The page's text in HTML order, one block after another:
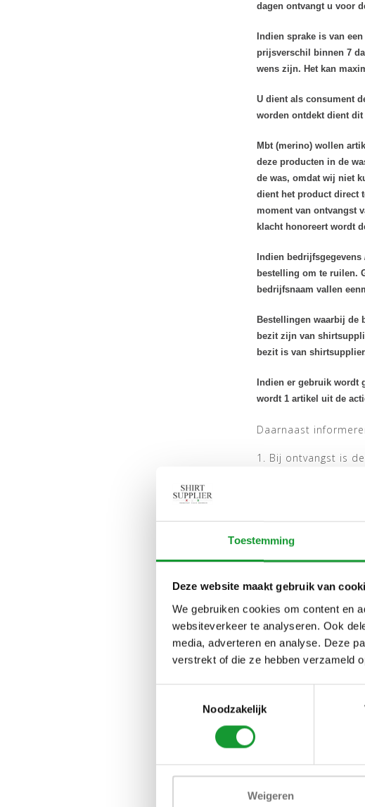
Toestemming
Deze website maakt gebruik van
We gebruiken cookies om content en
websiteverkeer te analyseren. Ook
media, adverteren en analyse. Deze
verstrekt of die ze hebben verzameld
Noodzakelijk
Weigeren
dagen ontvangt u voor
Indien sprake is van
prijsverschil binnen 7
wens zijn. Het kan
U dient als consument
worden ontdekt dient dit
Mbt (merino) wollen
deze producten in de
de was, omdat wij niet
dient het product direct
moment van ontvangst
klacht honoreert wordt
Indien
bestelling om te ruilen.
bedrijfsnaam vallen
Bestellingen waarbij de
bezit zijn van
bezit is van
Indien er gebruik wordt
wordt 1 artikel uit de
Daarnaast
1. Bij ontvangst is
consument dit niet
2. Wanneer de
geldig
geplaatst indien er
3. Bestellingen
de 14 dagen)
uitgescand, als
bestelling wordt
4. Alle afspraken
gecommuniceerd te
5. Het
kassakorting komt
ontstaat tussen de
waardebon voor dit